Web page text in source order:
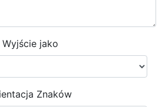
Wyjście jako
Znaków